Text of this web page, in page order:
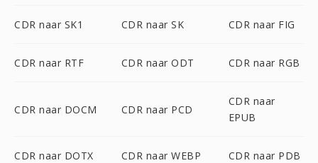
CDR naar SK1 CDR naar SK CDR naar FIG
CDR naar RTF CDR naar ODT CDR naar RGB
CDR naar DOCM CDR naar PCD
CDR naar
EPUB
CDR naar DOTX CDR naar WEBP CDR naar PDB